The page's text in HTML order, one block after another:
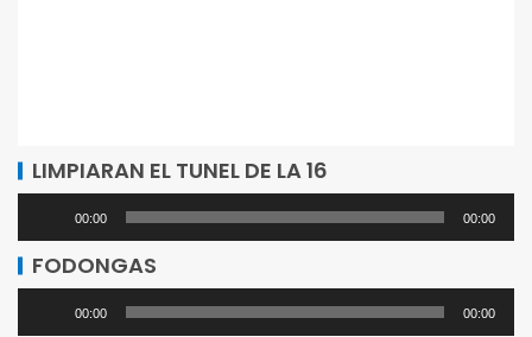
LIMPIARAN EL TUNEL DE LA 16
Reproductor
de
audio
00:00 00:00
FODONGAS
Reproductor
00:00 00:00